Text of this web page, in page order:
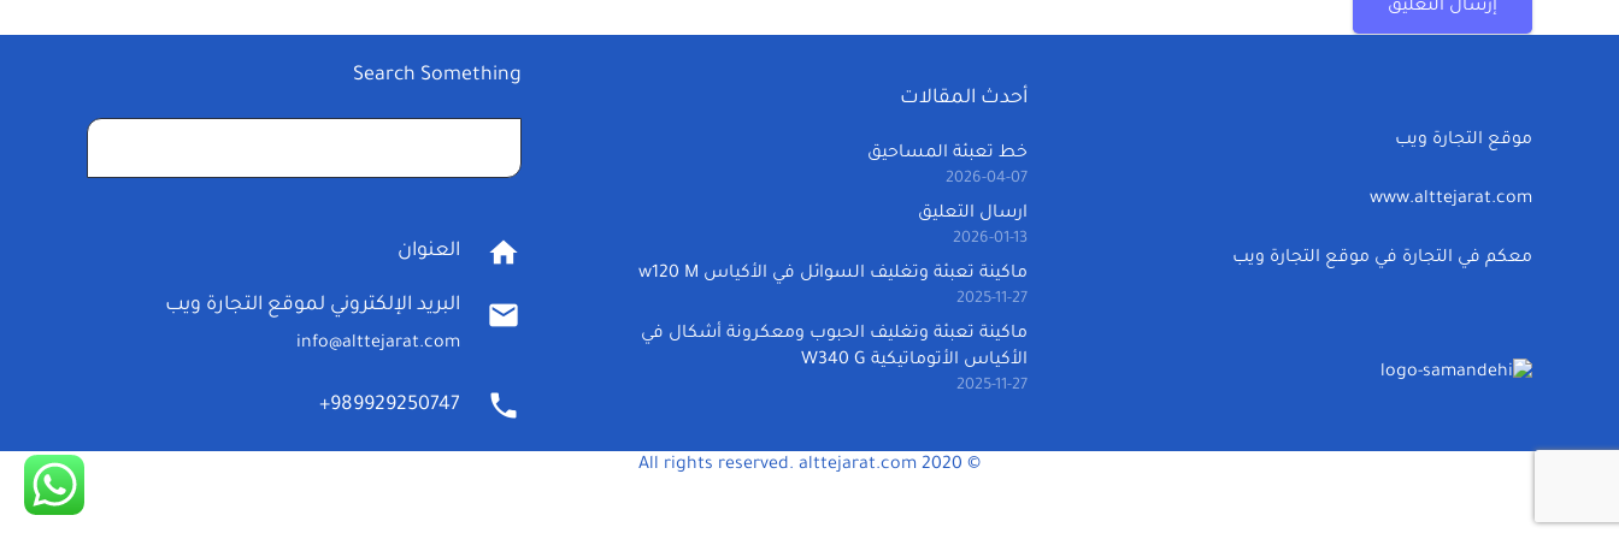
إرسال التعليق
موقع التجارة ويب
www.alttejarat.com
معكم في التجارة في موقع التجارة ويب
أحدث المقالات
خط تعبئة المساحيق
2026-04-07
ارسال التعليق
2026-01-13
ماكينة تعبئة وتغليف السوائل في الأكياس w120 M
2025-11-27
ماكينة تعبئة وتغليف الحبوب ومعكرونة أشكال في
الأكياس الأتوماتيكية W340 G
2025-11-27
Search Something
عن:
home العنوان
mail البريد الإلكتروني لموقع التجارة ويب
info@alttejarat.com
phone
989929250747+
© 2020 All rights reserved. alttejarat.com